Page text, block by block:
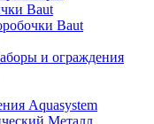
Baut
Baut
и ограждения
Aquasystem
Металл